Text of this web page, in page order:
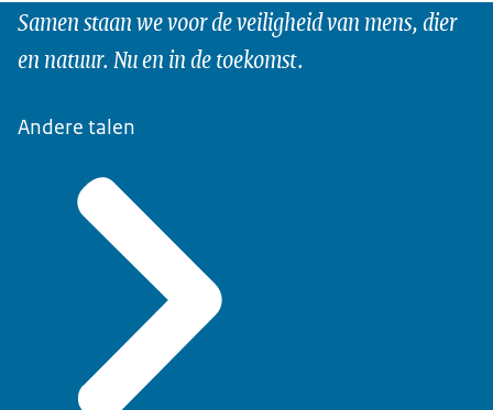
Samen staan we voor de veiligheid van mens, dier
en natuur. Nu en in de toekomst.
Andere talen